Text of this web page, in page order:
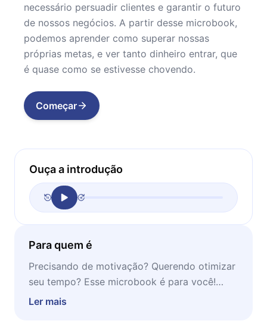
necessário persuadir clientes e garantir o futuro
de nossos negócios. A partir desse microbook,
podemos aprender como superar nossas
próprias metas, e ver tanto dinheiro entrar, que
é quase como se estivesse chovendo.
Começar
Ouça a introdução
Para quem é
Precisando de motivação? Querendo otimizar
seu tempo? Esse microbook é para você!
Leia-o assim que puder sentar e se
Ler mais